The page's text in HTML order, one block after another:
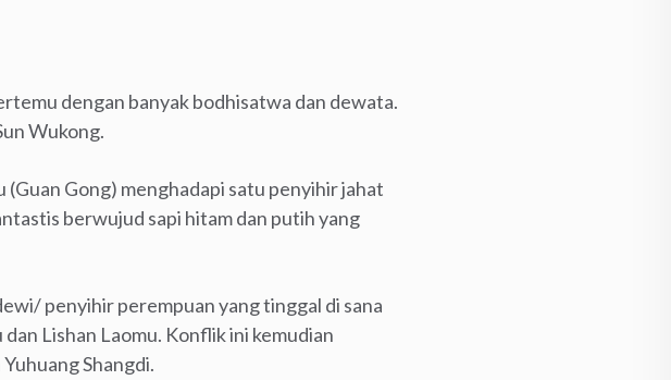
dengan banyak bodhisatwa dan dewata.
Wukong.
Gong) menghadapi satu penyihir jahat
berwujud sapi hitam dan putih yang
penyihir perempuan yang tinggal di sana
Lishan Laomu. Konflik ini kemudian
Shangdi.